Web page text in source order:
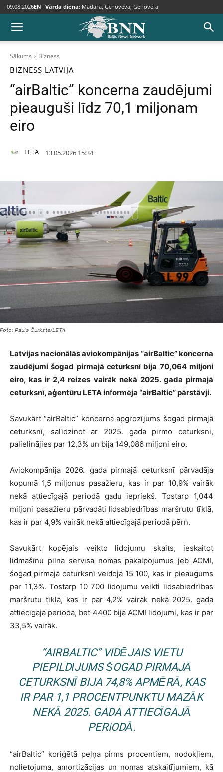
09.08.2026EN Vārda diena: Madara, Genoveva, Genovefa
Sākums Bizness
BIZNESS LATVIJA
“airBaltic” koncerna zaudējumi
pieauguši līdz 70,1 miljonam
eiro
LETA 13.05.2026 15:34
Foto: Paula Čurkste/LETA
Latvijas nacionālās aviokompānijas “airBaltic” koncerna
zaudējumi šogad pirmajā ceturksnī bija 70,064 miljoni
eiro, kas ir 2,4 reizes vairāk nekā 2025. gada pirmajā
ceturksnī, aģentūru LETA informēja “airBaltic” pārstāvji.
Savukārt “airBaltic” koncerna apgrozījums šogad pirmajā
ceturksnī, salīdzinot ar 2025. gada pirmo ceturksni,
palielinājies par 12,3% un bija 149,086 miljoni eiro.
Aviokompānija 2026. gada pirmajā ceturksnī pārvadāja
kopumā 1,5 miljonus pasažieru, kas ir par 10,9% vairāk
nekā attiecīgajā periodā gadu iepriekš. Tostarp 1,044
miljoni pasažieru pārvadāti lidsabiedrības maršrutu tīklā,
kas ir par 4,9% vairāk nekā attiecīgajā periodā pērn.
Savukārt kopējais veikto lidojumu skaits, ieskaitot
lidmašīnu pilna servisa nomas pakalpojumus jeb ACMI,
šogad pirmajā ceturksnī veidoja 15 100, kas ir pieaugums
par 11,3%. Tostarp 10 700 lidojumu veikti lidsabiedrības
maršrutu tīklā, kas ir par 4,2% vairāk nekā 2025. gada
attiecīgajā periodā, bet 4400 bija ACMI lidojumi, kas ir par
33,5% vairāk.
“AIRBALTIC” VIDĒJAIS VIETU
PIEPILDĪJUMS ŠOGAD PIRMAJĀ
CETURKSNĪ BIJA 74,8% APMĒRĀ, KAS
IR PAR 1,1 PROCENTPUNKTU MAZĀK
NEKĀ 2025. GADA ATTIECĪGAJĀ
PERIODĀ.
“airBaltic” koriģētā peļņa pirms procentiem, nodokļiem,
nolietojuma, amortizācijas un nomas atskaitījumiem, kā